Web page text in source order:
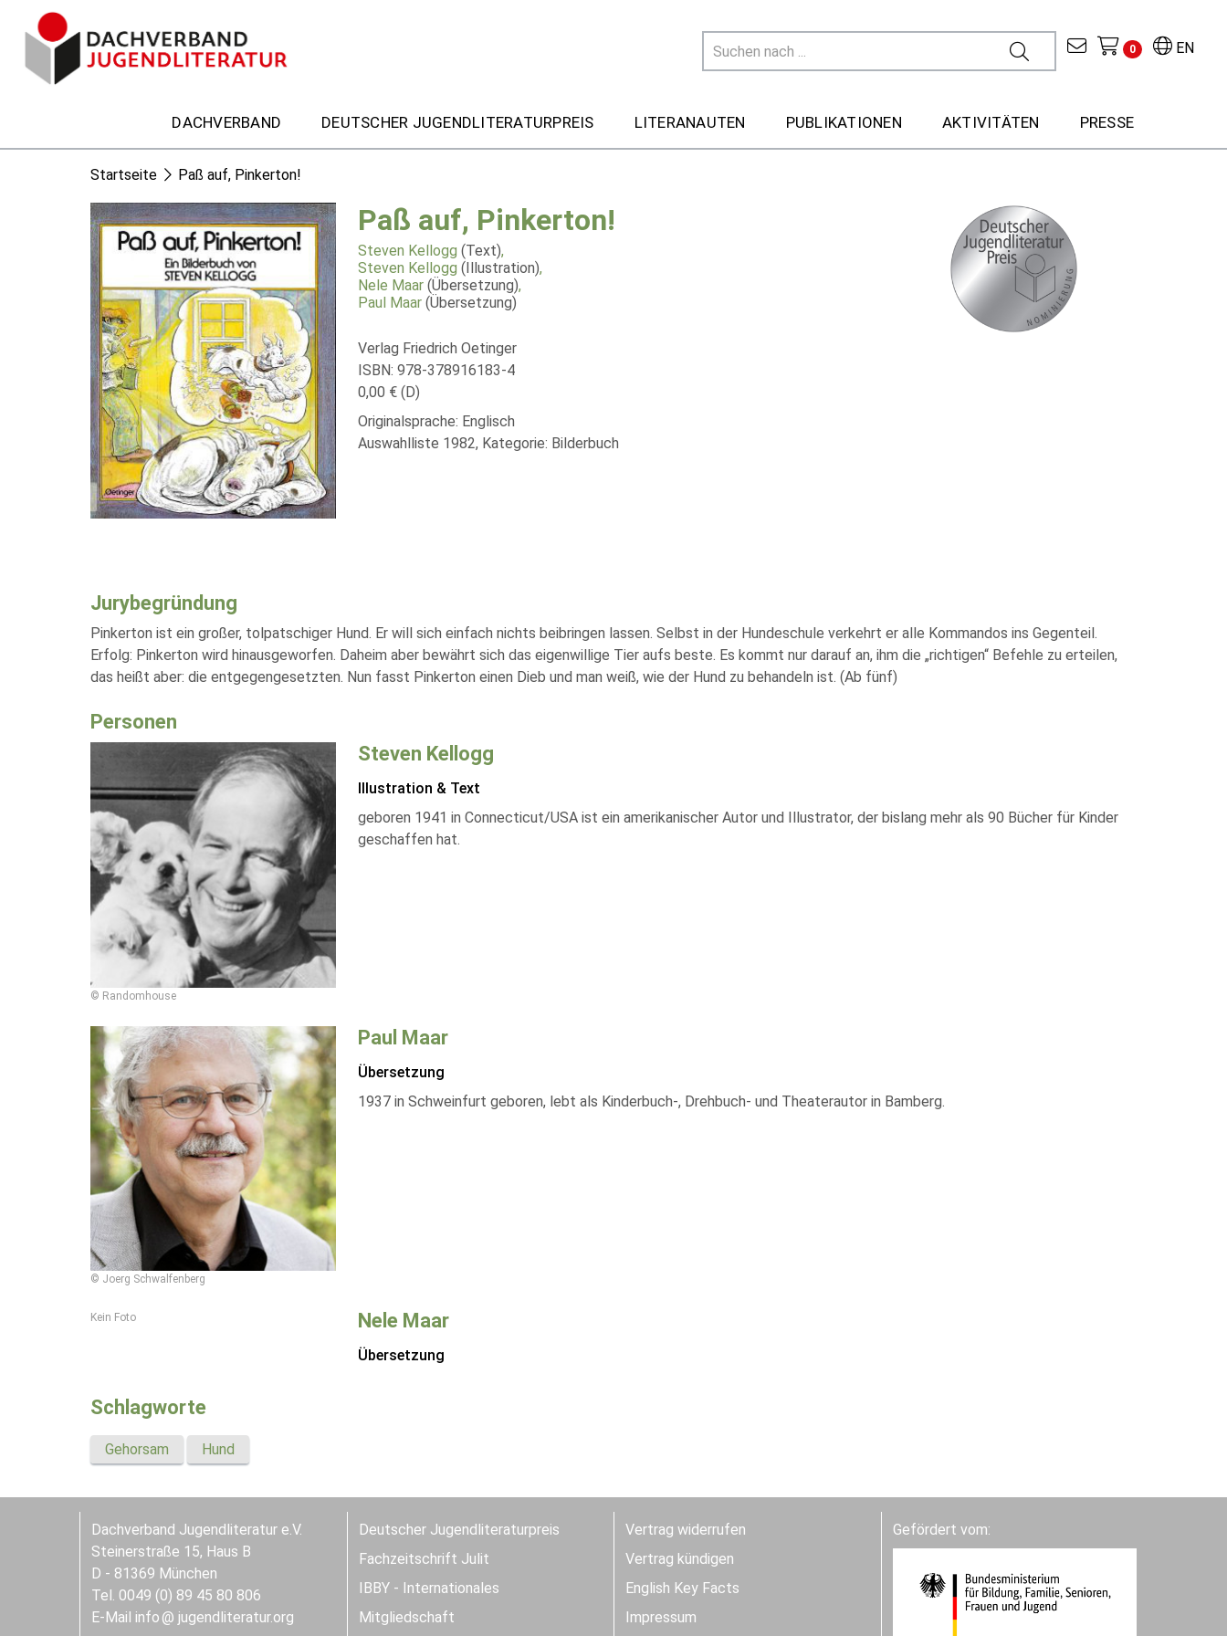
EN
0
DACHVERBAND DEUTSCHER JUGENDLITERATURPREIS LITERANAUTEN PUBLIKATIONEN AKTIVITÄTEN PRESSE
Startseite Paß auf, Pinkerton!
Paß auf, Pinkerton!
Steven Kellogg (Text),
Steven Kellogg (Illustration),
Nele Maar (Übersetzung),
Paul Maar (Übersetzung)
Verlag Friedrich Oetinger
ISBN: 978-378916183-4
0,00 € (D)
Originalsprache: Englisch
Auswahlliste 1982, Kategorie: Bilderbuch
Jurybegründung
Pinkerton ist ein großer, tolpatschiger Hund. Er will sich einfach nichts beibringen lassen. Selbst in der Hundeschule verkehrt er alle Kommandos ins Gegenteil.
Erfolg: Pinkerton wird hinausgeworfen. Daheim aber bewährt sich das eigenwillige Tier aufs beste. Es kommt nur darauf an, ihm die „richtigen“ Befehle zu erteilen,
das heißt aber: die entgegengesetzten. Nun fasst Pinkerton einen Dieb und man weiß, wie der Hund zu behandeln ist. (Ab fünf)
Personen
© Randomhouse
Steven Kellogg
Illustration & Text
geboren 1941 in Connecticut/USA ist ein amerikanischer Autor und Illustrator, der bislang mehr als 90 Bücher für Kinder
geschaffen hat.
© Joerg Schwalfenberg
Paul Maar
Übersetzung
1937 in Schweinfurt geboren, lebt als Kinderbuch-, Drehbuch- und Theaterautor in Bamberg.
Kein Foto Nele Maar
Übersetzung
Schlagworte
Gehorsam Hund
Dachverband Jugendliteratur e.V.
Steinerstraße 15, Haus B
D - 81369 München
Tel. 0049 (0) 89 45 80 806
E-Mail info jugendliteratur.org
Deutscher Jugendliteraturpreis
Fachzeitschrift Julit
IBBY - Internationales
Mitgliedschaft
Vertrag widerrufen
Vertrag kündigen
English Key Facts
Impressum
Gefördert vom: